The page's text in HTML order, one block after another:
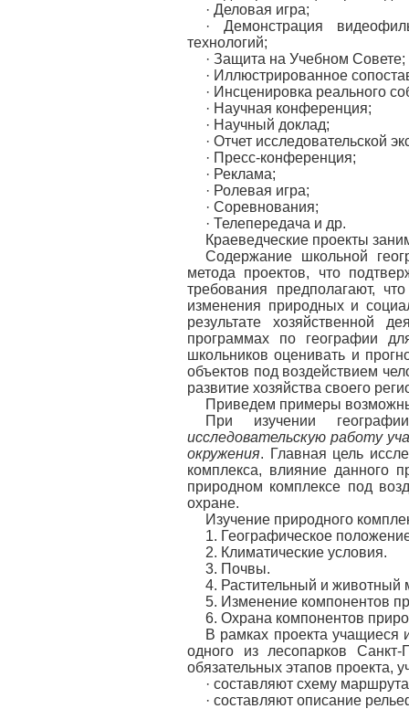
· Деловая игра;
· Демонстрация
технологий;
· Защита на Учебном Совете;
· Иллюстрированное
· Инсценировка реального
· Научная конференция;
· Научный доклад;
· Отчет исследовательской
· Пресс-конференция;
· Реклама;
· Ролевая игра;
· Соревнования;
· Телепередача и др.
Краеведческие проекты
Содержание школьной
метода проектов, что
требования предполагают,
изменения природных и
результате хозяйственной
программах по географии
школьников оценивать и
объектов под воздействием
развитие хозяйства своего
Приведем примеры
При изучении
исследовательскую работу
окружения. Главная цель
комплекса, влияние данного
природном комплексе под
охране.
Изучение природного
1. Географическое
2. Климатические условия.
3. Почвы.
4. Растительный и животный
5. Изменение компонентов
6. Охрана компонентов
В рамках проекта учащиеся
одного из лесопарков
обязательных этапов
· составляют схему
· составляют описание